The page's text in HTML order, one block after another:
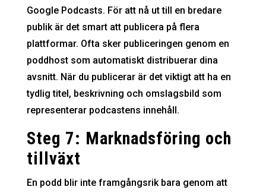
Google Podcasts. För att nå ut till en bredare
publik är det smart att publicera på flera
plattformar. Ofta sker publiceringen genom en
poddhost som automatiskt distribuerar dina
avsnitt. När du publicerar är det viktigt att ha en
tydlig titel, beskrivning och omslagsbild som
representerar podcastens innehåll.
Steg 7: Marknadsföring och
tillväxt
En podd blir inte framgångsrik bara genom att